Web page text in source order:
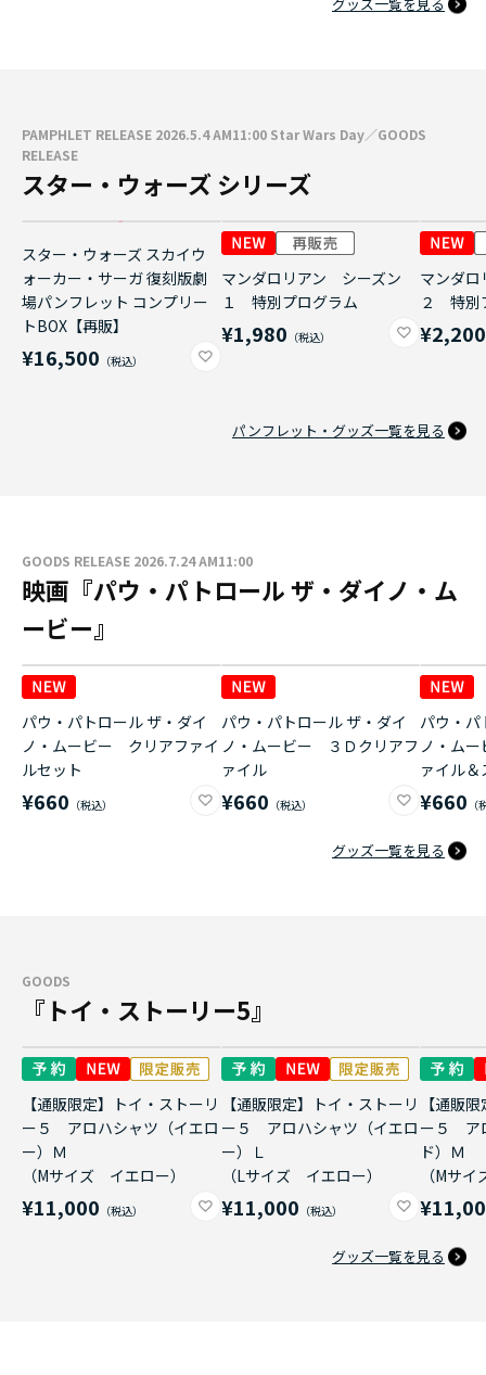
PAMPHLET RELEASE 2026.5.4 AM11:00 Star Wars Day／GOODS
RELEASE
スター・ウォーズ シリーズ
スター・ウォーズ スカイウ
ォーカー・サーガ 復刻版劇
場パンフレット コンプリー
トBOX【再販】
¥16,500
マンダロリアン シーズン
１ 特別プログラム
¥1,980
マンダ
２ 特別
¥2,200
パンフレット・グッズ一覧を見る
GOODS RELEASE 2026.7.24 AM11:00
映画『パウ・パトロール ザ・ダイノ・ム
ービー』
パウ・パトロール ザ・ダイ
ノ・ムービー クリアファイ
ルセット
¥660
パウ・パトロール ザ・ダイ
ノ・ムービー ３Ｄクリアフ
ァイル
¥660
パウ・パ
ノ・ム
ァイル
¥660
グッズ一覧を見る
GOODS
『トイ・ストーリー5』
【通販限定】トイ・ストーリ
ー５ アロハシャツ（イエロ
ー）Ｍ
（Mサイズ イエロー）
¥11,000
【通販限定】トイ・ストーリ
ー５ アロハシャツ（イエロ
ー）Ｌ
（Lサイズ イエロー）
¥11,000
【通販
ー５ ア
ド）Ｍ
（Mサ
グッズ一覧を見る